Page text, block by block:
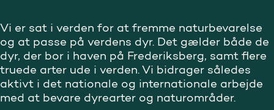
Vi er sat i verden for at fremme naturbevarelse
og at passe på verdens dyr. Det gælder både de
dyr, der bor i haven på Frederiksberg, samt flere
truede arter ude i verden. Vi bidrager således
aktivt i det nationale og internationale arbejde
med at bevare dyrearter og naturområder.